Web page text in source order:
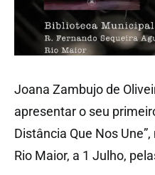
Joana Zambujo de
apresentar o seu
Distância Que Nos
Rio Maior, a 1 Julho,